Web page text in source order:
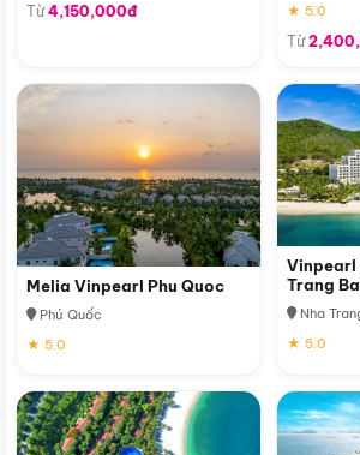
Từ4,150,000đ
★ 5.0
Từ
Melia Vinpearl Phu Quoc
Phú Quốc
★ 5.0
Vinpearl
Trang
Nha
★ 5.0